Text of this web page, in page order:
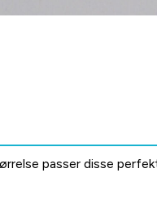
passer disse